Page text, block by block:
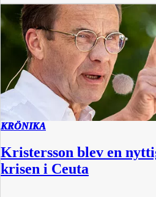
KRÖNIKA
Kristersson blev en
krisen i Ceuta